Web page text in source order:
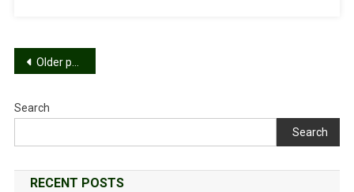
Posts
Older posts
Search
Search
RECENT POSTS